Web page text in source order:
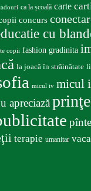
ca la școală carte
concurs
cu
copii fashion gradinita
la joacă în străinătate
micul iv micul
apreciază
terapie umanitar